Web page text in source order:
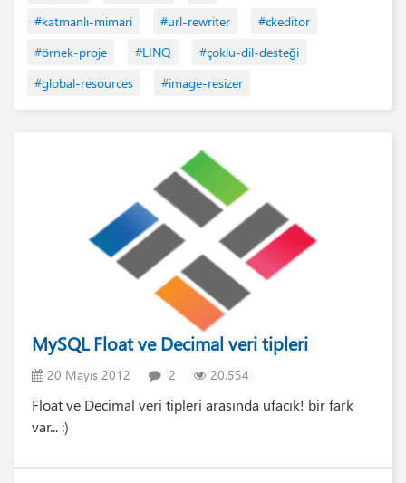
#katmanlı-mimari
#url-rewriter
#ckeditor
#örnek-proje
#LINQ
#çoklu-dil-desteği
#global-resources
#image-resizer
MySQL Float ve Decimal veri tipleri
20 Mayıs 2012 2 20.554
Float ve Decimal veri tipleri arasında ufacık! bir fark
var... :)